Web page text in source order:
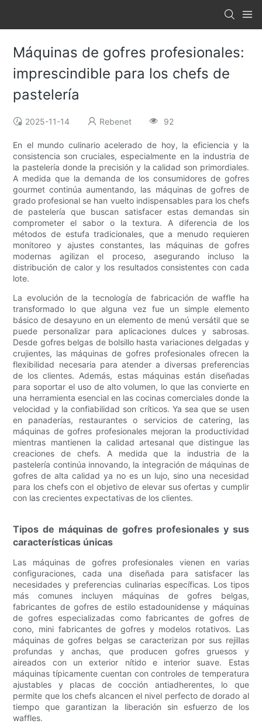
Máquinas de gofres profesionales:
imprescindible para los chefs de
pastelería
2025-11-14 Rebenet 92
En el mundo culinario acelerado de hoy, la eficiencia y la
consistencia son cruciales, especialmente en la industria de
la pastelería donde la precisión y la calidad son primordiales.
A medida que la demanda de los consumidores de gofres
gourmet continúa aumentando, las máquinas de gofres de
grado profesional se han vuelto indispensables para los chefs
de pastelería que buscan satisfacer estas demandas sin
comprometer el sabor o la textura. A diferencia de los
métodos de estufa tradicionales, que a menudo requieren
monitoreo y ajustes constantes, las máquinas de gofres
modernas agilizan el proceso, asegurando incluso la
distribución de calor y los resultados consistentes con cada
lote.
La evolución de la tecnología de fabricación de waffle ha
transformado lo que alguna vez fue un simple elemento
básico de desayuno en un elemento de menú versátil que se
puede personalizar para aplicaciones dulces y sabrosas.
Desde gofres belgas de bolsillo hasta variaciones delgadas y
crujientes, las máquinas de gofres profesionales ofrecen la
flexibilidad necesaria para atender a diversas preferencias
de los clientes. Además, estas máquinas están diseñadas
para soportar el uso de alto volumen, lo que las convierte en
una herramienta esencial en las cocinas comerciales donde la
velocidad y la confiabilidad son críticos. Ya sea que se usen
en panaderías, restaurantes o servicios de catering, las
máquinas de gofres profesionales mejoran la productividad
mientras mantienen la calidad artesanal que distingue las
creaciones de chefs. A medida que la industria de la
pastelería continúa innovando, la integración de máquinas de
gofres de alta calidad ya no es un lujo, sino una necesidad
para los chefs con el objetivo de elevar sus ofertas y cumplir
con las crecientes expectativas de los clientes.
Tipos de máquinas de gofres profesionales y sus
características únicas
Las máquinas de gofres profesionales vienen en varias
configuraciones, cada una diseñada para satisfacer las
necesidades y preferencias culinarias específicas. Los tipos
más comunes incluyen máquinas de gofres belgas,
fabricantes de gofres de estilo estadounidense y máquinas
de gofres especializadas como fabricantes de gofres de
cono, mini fabricantes de gofres y modelos rotativos. Las
máquinas de gofres belgas se caracterizan por sus rejillas
profundas y anchas, que producen gofres gruesos y
aireados con un exterior nítido e interior suave. Estas
máquinas típicamente cuentan con controles de temperatura
ajustables y placas de cocción antiadherentes, lo que
permite que los chefs alcancen el nivel perfecto de dorado al
tiempo que garantizan la liberación sin esfuerzo de los
waffles.